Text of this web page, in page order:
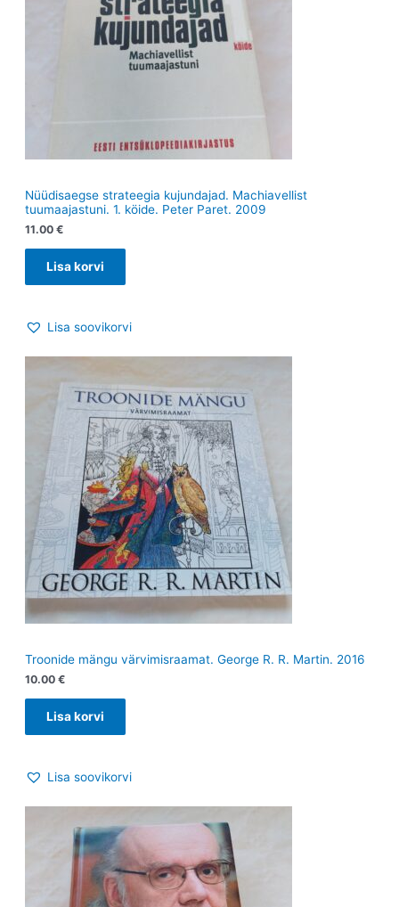
Nüüdisaegse strateegia kujundajad. Machiavellist
tuumaajastuni. 1. köide. Peter Paret. 2009
11.00 €
Lisa korvi
Lisa soovikorvi
Troonide mängu värvimisraamat. George R. R. Martin. 2016
10.00 €
Lisa korvi
Lisa soovikorvi